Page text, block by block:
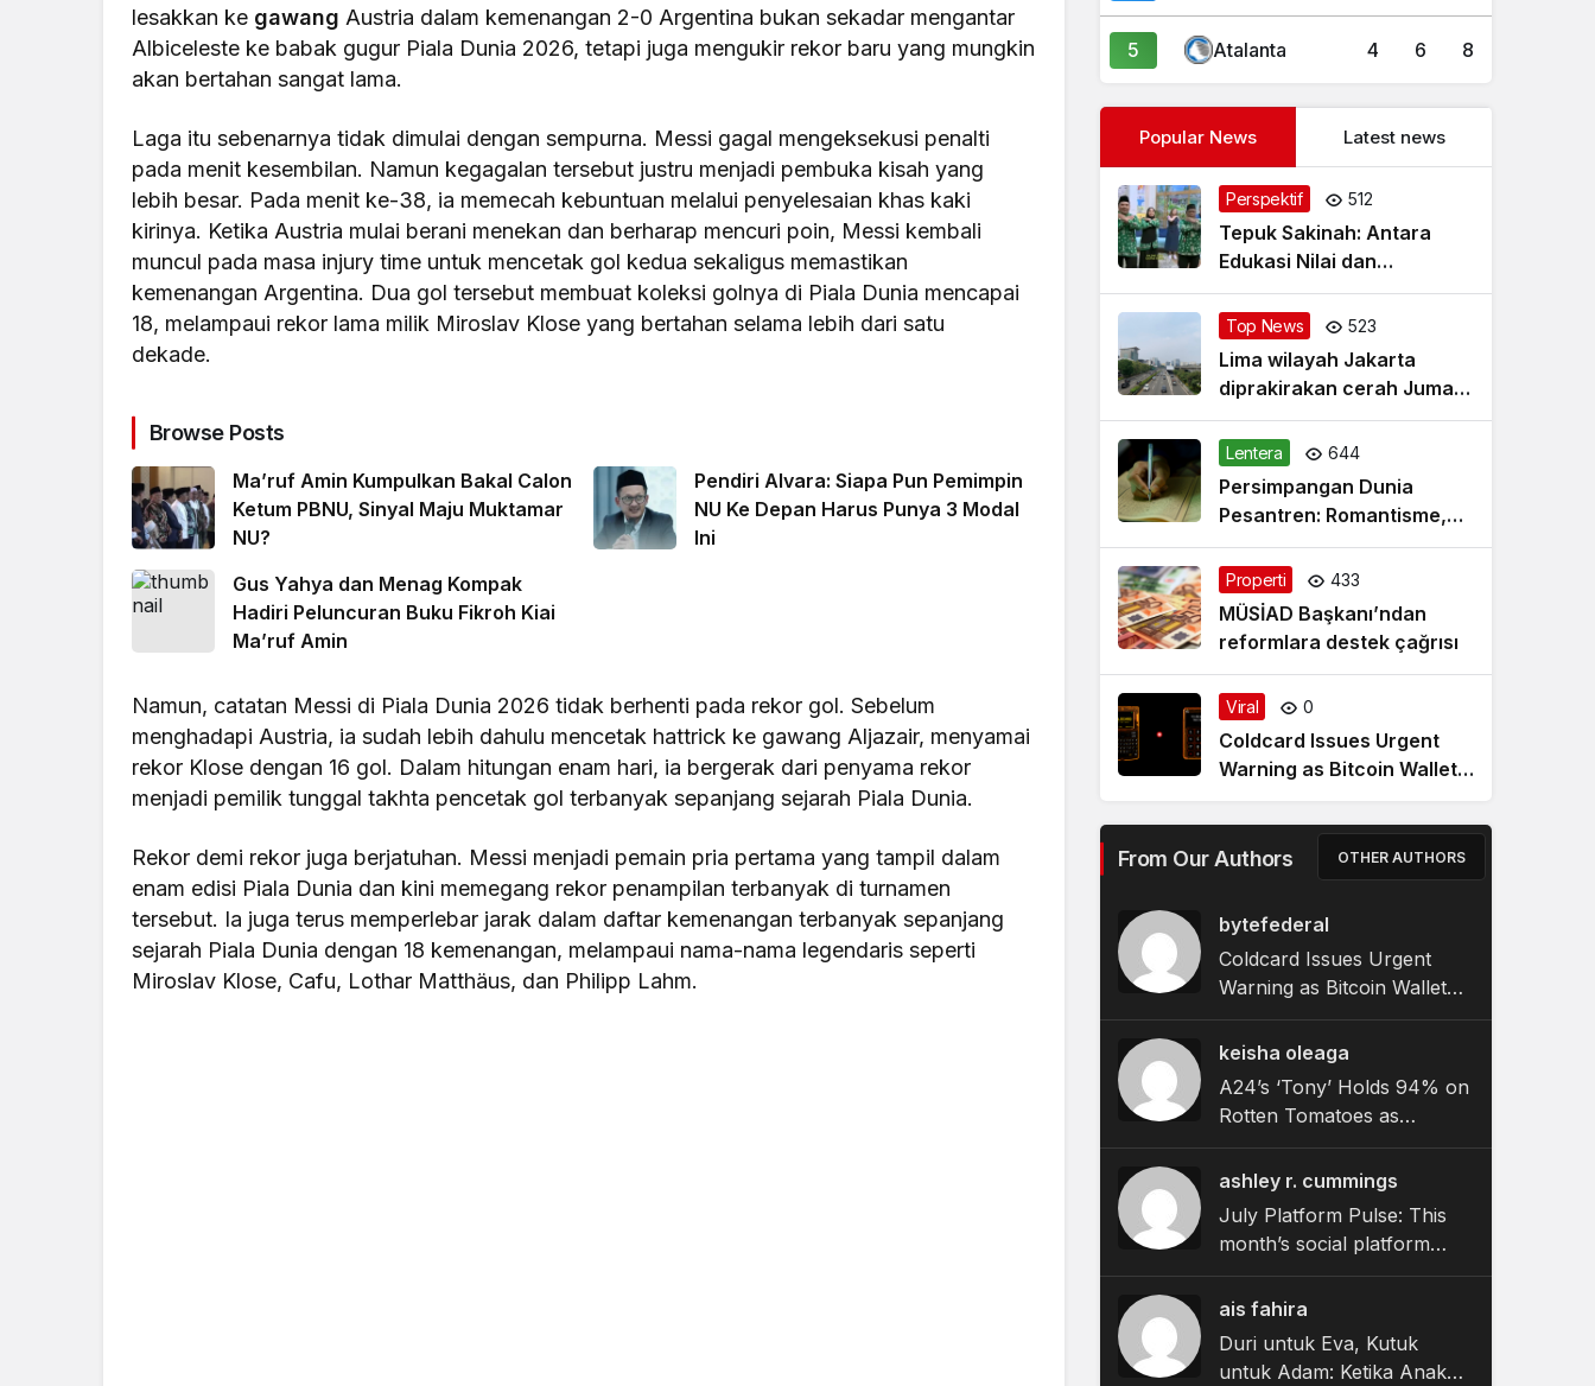
lesakkan ke gawang Austria dalam kemenangan 2-0 Argentina bukan sekadar mengantar
Albiceleste ke babak gugur Piala Dunia 2026, tetapi juga mengukir rekor baru yang mungkin
akan bertahan sangat lama.
Laga itu sebenarnya tidak dimulai dengan sempurna. Messi gagal mengeksekusi penalti
pada menit kesembilan. Namun kegagalan tersebut justru menjadi pembuka kisah yang
lebih besar. Pada menit ke-38, ia memecah kebuntuan melalui penyelesaian khas kaki
kirinya. Ketika Austria mulai berani menekan dan berharap mencuri poin, Messi kembali
muncul pada masa injury time untuk mencetak gol kedua sekaligus memastikan
kemenangan Argentina. Dua gol tersebut membuat koleksi golnya di Piala Dunia mencapai
18, melampaui rekor lama milik Miroslav Klose yang bertahan selama lebih dari satu
dekade.
Browse Posts
Ma’ruf Amin Kumpulkan Bakal Calon
Ketum PBNU, Sinyal Maju Muktamar
NU?
Pendiri Alvara: Siapa Pun Pemimpin
NU Ke Depan Harus Punya 3 Modal
Ini
Gus Yahya dan Menag Kompak
Hadiri Peluncuran Buku Fikroh Kiai
Ma’ruf Amin
Namun, catatan Messi di Piala Dunia 2026 tidak berhenti pada rekor gol. Sebelum
menghadapi Austria, ia sudah lebih dahulu mencetak hattrick ke gawang Aljazair, menyamai
rekor Klose dengan 16 gol. Dalam hitungan enam hari, ia bergerak dari penyama rekor
menjadi pemilik tunggal takhta pencetak gol terbanyak sepanjang sejarah Piala Dunia.
Rekor demi rekor juga berjatuhan. Messi menjadi pemain pria pertama yang tampil dalam
enam edisi Piala Dunia dan kini memegang rekor penampilan terbanyak di turnamen
tersebut. Ia juga terus memperlebar jarak dalam daftar kemenangan terbanyak sepanjang
sejarah Piala Dunia dengan 18 kemenangan, melampaui nama-nama legendaris seperti
Miroslav Klose, Cafu, Lothar Matthäus, dan Philipp Lahm.
5 Atalanta 4 6 8
Popular News Latest news
Perspektif 512
Tepuk Sakinah: Antara
Edukasi Nilai dan
Simplifikasi Masalah
Top News 523
Lima wilayah Jakarta
diprakirakan cerah Jumat
pagi
Lentera 644
Persimpangan Dunia
Pesantren: Romantisme,
Realitas dan Harapan Baru
Properti 433
MÜSİAD Başkanı’ndan
reformlara destek çağrısı
Viral 0
Coldcard Issues Urgent
Warning as Bitcoin Wallet
From Our Authors OTHER AUTHORS
bytefederal
Coldcard Issues Urgent
Warning as Bitcoin Wallet
Exploit Remains Active
keisha oleaga
A24’s ‘Tony’ Holds 94% on
Rotten Tomatoes as
Bourdain Biopic Hits
Theaters
ashley r. cummings
July Platform Pulse: This
month’s social platform
updates and what they
mean for brands
ais fahira
Duri untuk Eva, Kutuk
untuk Adam: Ketika Anak